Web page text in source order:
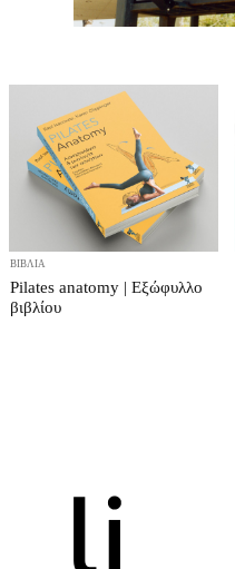
ΒΙΒΛΊΑ
Pilates anatomy | Εξώφυλλο
βιβλίου